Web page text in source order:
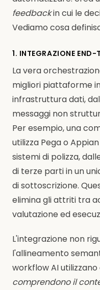
feedbackin cui le
Vediamo cosa
1. INTEGRAZIONE END-
La vera
migliori piattaforme
infrastruttura dati,
messaggi non
Per esempio, una
utilizza Pega o
sistemi di polizza,
di terze parti in un
di sottoscrizione.
elimina gli attriti tra
valutazione ed
L'integrazione non
l'allineamento
workflow AI
comprendono il